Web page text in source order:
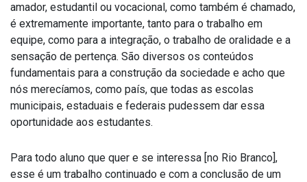
amador, estudantil ou vocacional, como também é chamado,
é extremamente importante, tanto para o trabalho em
equipe, como para a integração, o trabalho de oralidade e a
sensação de pertença. São diversos os conteúdos
fundamentais para a construção da sociedade e acho que
nós merecíamos, como país, que todas as escolas
municipais, estaduais e federais pudessem dar essa
oportunidade aos estudantes.
Para todo aluno que quer e se interessa [no Rio Branco],
esse é um trabalho continuado e com a conclusão de um